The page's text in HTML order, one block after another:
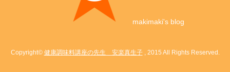
makimaki's blog
Copyright© 健康調味料講座の先生 安楽真生子, 2015 All Rights Reserved.